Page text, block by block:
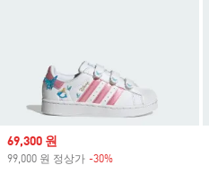
Sale price
69,300 원
99,000 원 정상가 -30%